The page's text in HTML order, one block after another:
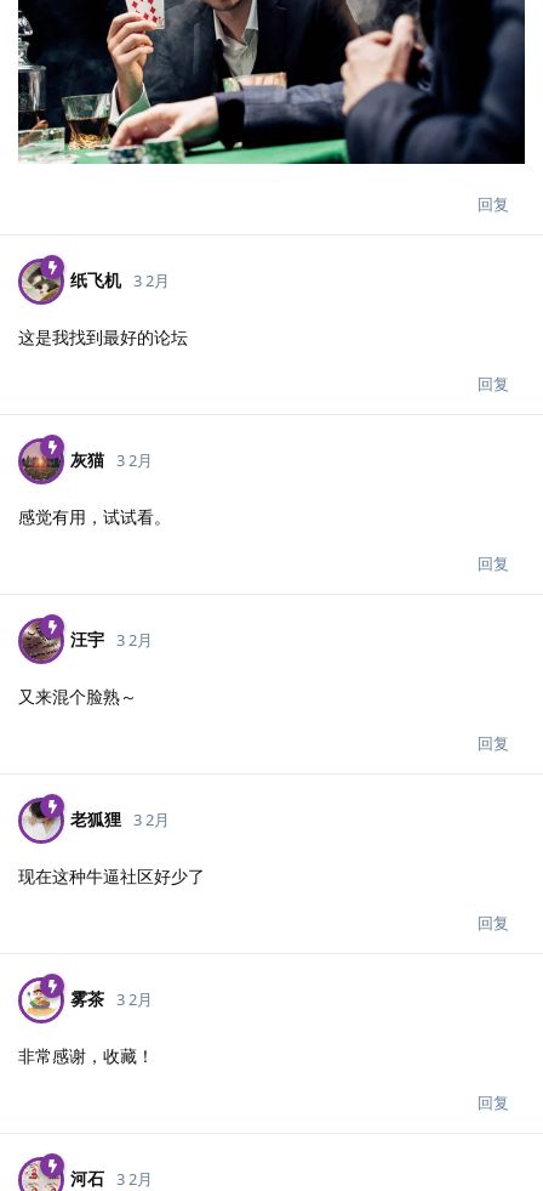
回复
纸飞机 3 2月
这是我找到最好的论坛
回复
灰猫 3 2月
感觉有用，试试看。
回复
汪宇 3 2月
又来混个脸熟～
回复
老狐狸 3 2月
现在这种牛逼社区好少了
回复
雾茶 3 2月
非常感谢，收藏！
回复
河石 3 2月